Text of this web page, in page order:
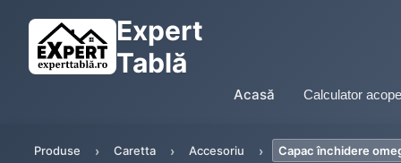
Expert
Tablă
Acasă Calculator
Produse Caretta Accesoriu Capac închidere